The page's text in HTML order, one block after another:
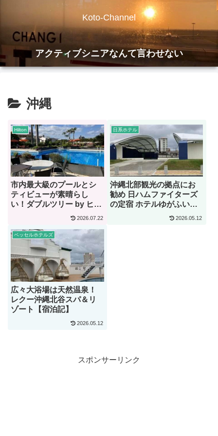
Koto-Channel
アクティブシニアなんて言わせない
沖縄
Hilton
市内最大級のプールとシ
ティビューが素晴らし
い！ダブルツリー by ヒル
トン那覇首里城【宿泊
2026.07.22
日系ホテル
沖縄北部観光の拠点にお
勧め 日ハムファイターズ
の定宿 ホテルゆがふいん
おきなわ【宿泊記】
2026.05.12
ベッセルホテルズ
広々大浴場は天然温泉！
レクー沖縄北谷スパ＆リ
ゾート【宿泊記】
2026.05.12
スポンサーリンク